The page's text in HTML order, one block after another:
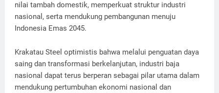
nilai tambah domestik, memperkuat struktur industri
nasional, serta mendukung pembangunan menuju
Indonesia Emas 2045.
Krakatau Steel optimistis bahwa melalui penguatan daya
saing dan transformasi berkelanjutan, industri baja
nasional dapat terus berperan sebagai pilar utama dalam
mendukung pertumbuhan ekonomi nasional dan